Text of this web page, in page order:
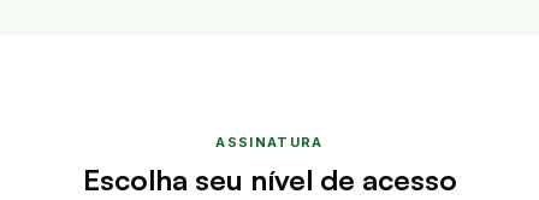
ASSINATURA
Escolha seu nível de acesso